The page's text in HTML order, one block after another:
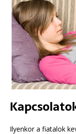
Ilyenkor a fiatalok